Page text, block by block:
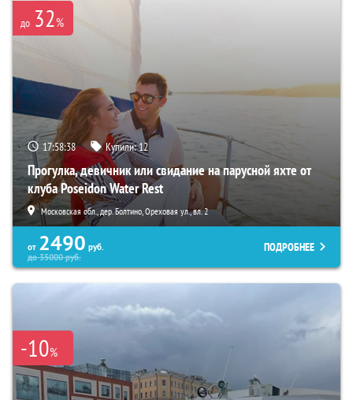
до 32%
17:58:36 Купили:12
Прогулка, девичник или свидание на парусной яхте от
клуба Poseidon Water Rest
Московская обл., дер. Болтино, Ореховая ул., вл. 2
от 2490 руб.
до35000руб.
ПОДРОБНЕЕ
-10%